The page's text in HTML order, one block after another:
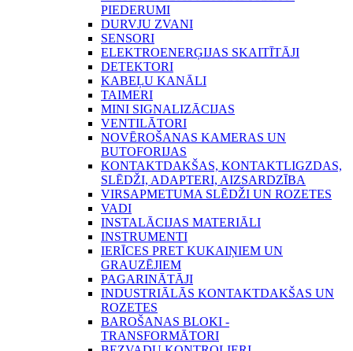
PIEDERUMI
DURVJU ZVANI
SENSORI
ELEKTROENERĢIJAS SKAITĪTĀJI
DETEKTORI
KABEĻU KANĀLI
TAIMERI
MINI SIGNALIZĀCIJAS
VENTILĀTORI
NOVĒROŠANAS KAMERAS UN
BUTOFORIJAS
KONTAKTDAKŠAS, KONTAKTLIGZDAS,
SLĒDŽI, ADAPTERI, AIZSARDZĪBA
VIRSAPMETUMA SLĒDŽI UN ROZETES
VADI
INSTALĀCIJAS MATERIĀLI
INSTRUMENTI
IERĪCES PRET KUKAIŅIEM UN
GRAUZĒJIEM
PAGARINĀTĀJI
INDUSTRIĀLĀS KONTAKTDAKŠAS UN
ROZETES
BAROŠANAS BLOKI -
TRANSFORMĀTORI